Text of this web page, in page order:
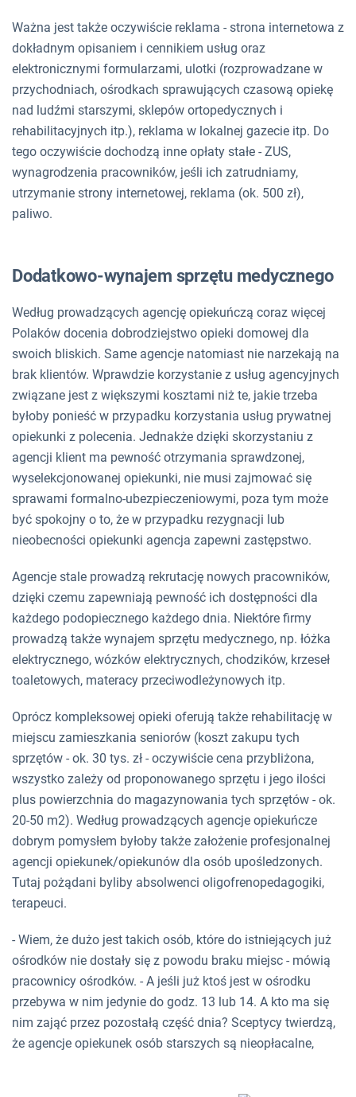
Ważna jest także oczywiście reklama - strona internetowa z
dokładnym opisaniem i cennikiem usług oraz
elektronicznymi formularzami, ulotki (rozprowadzane w
przychodniach, ośrodkach sprawujących czasową opiekę
nad ludźmi starszymi, sklepów ortopedycznych i
rehabilitacyjnych itp.), reklama w lokalnej gazecie itp. Do
tego oczywiście dochodzą inne opłaty stałe - ZUS,
wynagrodzenia pracowników, jeśli ich zatrudniamy,
utrzymanie strony internetowej, reklama (ok. 500 zł),
paliwo.
Dodatkowo-wynajem sprzętu medycznego
Według prowadzących agencję opiekuńczą coraz więcej
Polaków docenia dobrodziejstwo opieki domowej dla
swoich bliskich. Same agencje natomiast nie narzekają na
brak klientów. Wprawdzie korzystanie z usług agencyjnych
związane jest z większymi kosztami niż te, jakie trzeba
byłoby ponieść w przypadku korzystania usług prywatnej
opiekunki z polecenia. Jednakże dzięki skorzystaniu z
agencji klient ma pewność otrzymania sprawdzonej,
wyselekcjonowanej opiekunki, nie musi zajmować się
sprawami formalno-ubezpieczeniowymi, poza tym może
być spokojny o to, że w przypadku rezygnacji lub
nieobecności opiekunki agencja zapewni zastępstwo.
Agencje stale prowadzą rekrutację nowych pracowników,
dzięki czemu zapewniają pewność ich dostępności dla
każdego podopiecznego każdego dnia. Niektóre firmy
prowadzą także wynajem sprzętu medycznego, np. łóżka
elektrycznego, wózków elektrycznych, chodzików, krzeseł
toaletowych, materacy przeciwodleżynowych itp.
Oprócz kompleksowej opieki oferują także rehabilitację w
miejscu zamieszkania seniorów (koszt zakupu tych
sprzętów - ok. 30 tys. zł - oczywiście cena przybliżona,
wszystko zależy od proponowanego sprzętu i jego ilości
plus powierzchnia do magazynowania tych sprzętów - ok.
20-50 m2). Według prowadzących agencje opiekuńcze
dobrym pomysłem byłoby także założenie profesjonalnej
agencji opiekunek/opiekunów dla osób upośledzonych.
Tutaj pożądani byliby absolwenci oligofrenopedagogiki,
terapeuci.
- Wiem, że dużo jest takich osób, które do istniejących już
ośrodków nie dostały się z powodu braku miejsc - mówią
pracownicy ośrodków. - A jeśli już ktoś jest w ośrodku
przebywa w nim jedynie do godz. 13 lub 14. A kto ma się
nim zająć przez pozostałą część dnia? Sceptycy twierdzą,
że agencje opiekunek osób starszych są nieopłacalne,